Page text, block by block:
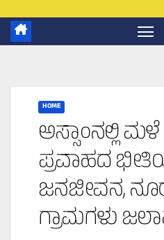
HOME
ಅಸ್ಸಾಂನಲ್ಲಿ
ಪ್ರವಾಹದ
ಜನಜೀವನ,
ಗ್ರಾಮಗಳು